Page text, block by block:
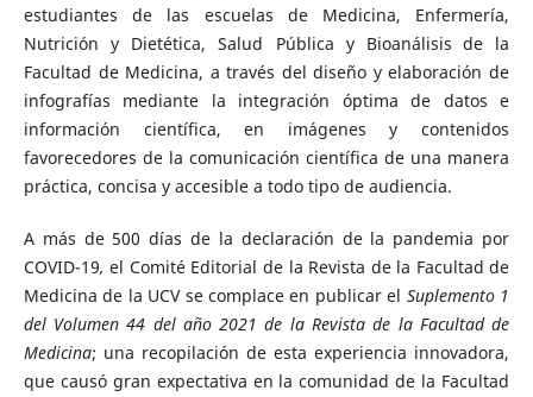
estudiantes de las escuelas de Medicina, Enfermería,
Nutrición y Dietética, Salud Pública y Bioanálisis de la
Facultad de Medicina, a través del diseño y elaboración de
infografías mediante la integración óptima de datos e
información científica, en imágenes y contenidos
favorecedores de la comunicación científica de una manera
práctica, concisa y accesible a todo tipo de audiencia.
A más de 500 días de la declaración de la pandemia por
COVID-19,el Comité Editorial de la Revista de la Facultad de
Medicina de la UCV se complace en publicar el Suplemento 1
del Volumen 44 del año 2021 de la Revista de la Facultad de
Medicina; una recopilación de esta experiencia innovadora,
que causó gran expectativa en la comunidad de la Facultad